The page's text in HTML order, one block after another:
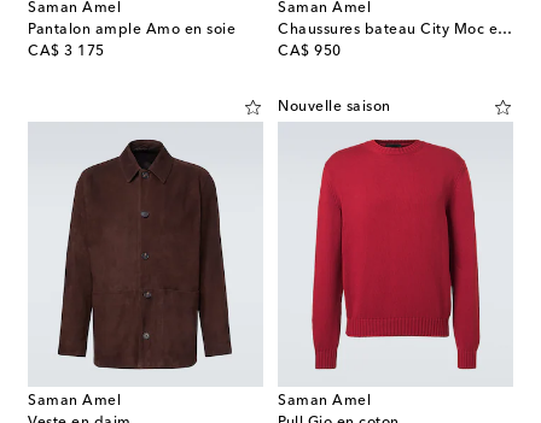
Saman Amel
Pantalon ample Amo en soie
CA$ 3 175
original price
Saman Amel
Chaussures bateau City Moc en daim
CA$ 950
original price
Saman Amel
Nouvelle saison
Saman Amel